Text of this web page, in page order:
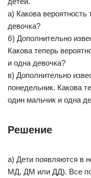
а) Какова вероятность
девочка?
б) Дополнительно
Какова теперь
и одна девочка?
в) Дополнительно
понедельник. Какова
один мальчик и одна
Решение
а) Дети появляются в
МД, ДМ или ДД). Все